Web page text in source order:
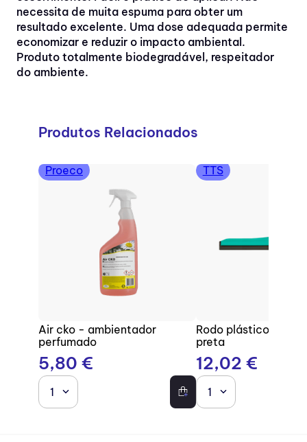
necessita de muita espuma para obter um
resultado excelente. Uma dose adequada permite
economizar e reduzir o impacto ambiental.
Produto totalmente biodegradável, respeitador
do ambiente.
Produtos Relacionados
Proeco
Air cko - ambientador
perfumado
5,80 €
1
TTS
Rodo plástico com
preta
12,02 €
1